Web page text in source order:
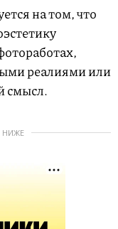
на том, что
реалиями или
смысл.
НИЖЕ